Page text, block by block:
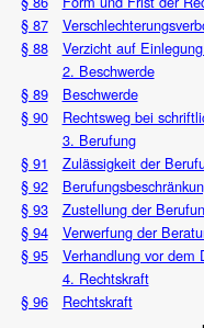
§ 87
§ 88
Verzicht auf
2. Beschwerde
§ 89
Beschwerde
§ 90
Rechtsweg bei
3. Berufung
§ 91
Zulässigkeit der
§ 92
§ 93
Zustellung der
§ 94
Verwerfung der
§ 95
Verhandlung vor dem
4. Rechtskraft
§ 96
Rechtskraft